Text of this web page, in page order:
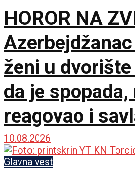
HOROR NA
ženi u
da je spopada,
reagovao i
do dolaska
10.08.2026
Glavna vest